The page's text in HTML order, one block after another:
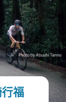
福